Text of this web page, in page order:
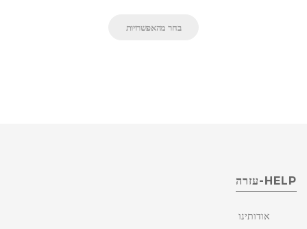
בחר מהאפשרויות
HELP-עזרה
אודותינו